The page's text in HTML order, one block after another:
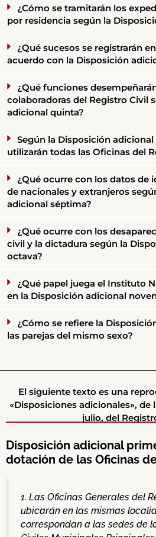
¿Cómo se tramitarán los
por residencia según la
¿Qué sucesos se registrarán
acuerdo con la Disposición
¿Qué funciones
colaboradoras del Registro Civil
adicional quinta?
Según la Disposición
utilizarán todas las Oficinas del
¿Qué ocurre con los datos de
de nacionales y extranjeros
adicional séptima?
¿Qué ocurre con los
civil y la dictadura según la
octava?
¿Qué papel juega el Instituto
en la Disposición adicional
¿Cómo se refiere la
las parejas del mismo sexo?
El siguiente texto es una
«Disposiciones adicionales», de
julio, del
Disposición adicional
dotación de las Oficinas
1. Las Oficinas Generales del
ubicarán en las mismas
correspondan a las sedes de